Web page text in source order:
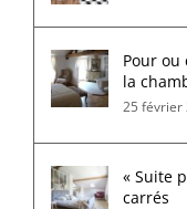
Pour
la
25 février
« Suite
carrés